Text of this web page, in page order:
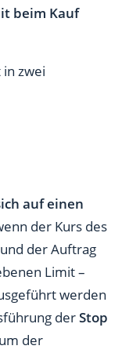
beim Kauf
zwei
auf einen
der Kurs des
der Auftrag
Limit –
werden
derStop
der